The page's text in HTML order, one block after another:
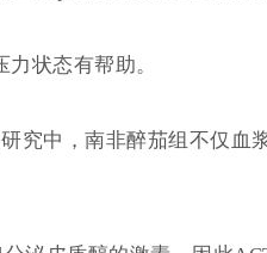
状态有帮助。
究中，南非醉茄组不仅血